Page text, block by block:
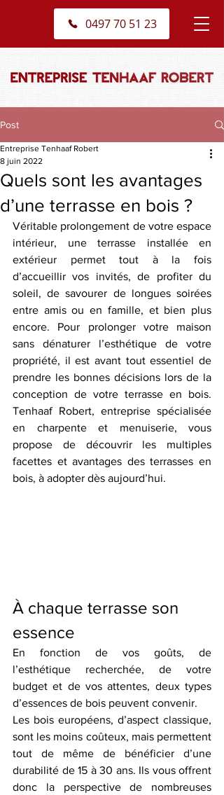
0497 70 51 23
Post
Quels sont les avantages
d’une terrasse en bois ?
Entreprise Tenhaaf Robert
8 juin 2022
Véritable prolongement de votre espace
intérieur, une terrasse installée en
extérieur permet tout à la fois
d’accueillir vos invités, de profiter du
soleil, de savourer de longues soirées
entre amis ou en famille, et bien plus
encore. Pour prolonger votre maison
sans dénaturer l’esthétique de votre
propriété, il est avant tout essentiel de
prendre les bonnes décisions lors de la
conception de votre terrasse en bois.
Tenhaaf Robert, entreprise spécialisée
en charpente et menuiserie, vous
propose de découvrir les multiples
facettes et avantages des terrasses en
bois, à adopter dès aujourd’hui.
À chaque terrasse son
essence
En fonction de vos goûts, de
l’esthétique recherchée, de votre
budget et de vos attentes, deux types
d’essences de bois peuvent convenir.
Les bois européens, d’aspect classique,
sont les moins coûteux, mais permettent
tout de même de bénéficier d’une
durabilité de 15 à 30 ans. Ils vous offrent
donc la perspective de nombreuses